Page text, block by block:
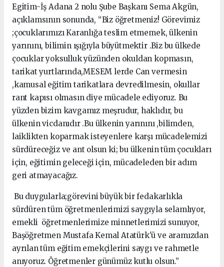
Egitim-İş Adana 2 nolu Şube Başkanı Sema Akgün,
açıklamsının sonunda, “Biz öğretmeniz! Görevimiz
;çocuklarımızı Karanlığa teslim etmemek, ülkenin
yarınını, bilimin ışığıyla büyütmektir .Biz bu ülkede
çocuklar yoksulluk yüzünden okuldan kopmasın,
tarikat yurtlarında,MESEM lerde Can vermesin
,kamusal eğitim tarikatlara devredilmesin, okullar
rant kapısı olmasın diye mücadele ediyoruz. Bu
yüzden bizim kavgamız meşrudur, haklıdır, bu
ülkenin vicdanıdır .Bu ülkenin yarınını ,bilimden,
laiklikten koparmak isteyenlere karşı mücadelemizi
sürdüreceğiz ve ant olsun ki; bu ülkenin tüm çocukları
için, eğitimin geleceği için, mücadeleden bir adım
geri atmayacağız.
Bu duygularla;görevini büyük bir fedakarlıkla
sürdüren tüm öğretmenlerimizi saygıyla selamlıyor,
emekli öğretmenlerimize minnetlerimizi sunuyor,
Başöğretmen Mustafa Kemal Atatürk'ü ve aramızdan
ayrılan tüm eğitim emekçilerini saygı ve rahmetle
anıyoruz. Öğretmenler günümüz kutlu olsun.”